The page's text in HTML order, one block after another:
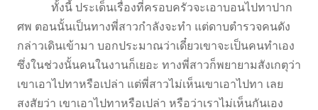
ทั้งนี้ ประเด็นเรื่องที่ครอบครัวจะเอาบอนไปทาปาก
ศพ ตอนนั้นเป็นทางพี่สาวกำลังจะทำ แต่ดาบตำรวจคนดัง
กล่าวเดินเข้ามา บอกประมาณว่าเดี๋ยวเขาจะเป็นคนทำเอง
ซึ่งในช่วงนั้นคนในงานก็เยอะ ทางพี่สาวก็พยายามสังเกตุว่า
เขาเอาไปทาหรือเปล่า แต่พี่สาวไม่เห็นเขาเอาไปทา เลย
สงสัยว่า เขาเอาไปทาหรือเปล่า หรือว่าเราไม่เห็นกันเอง